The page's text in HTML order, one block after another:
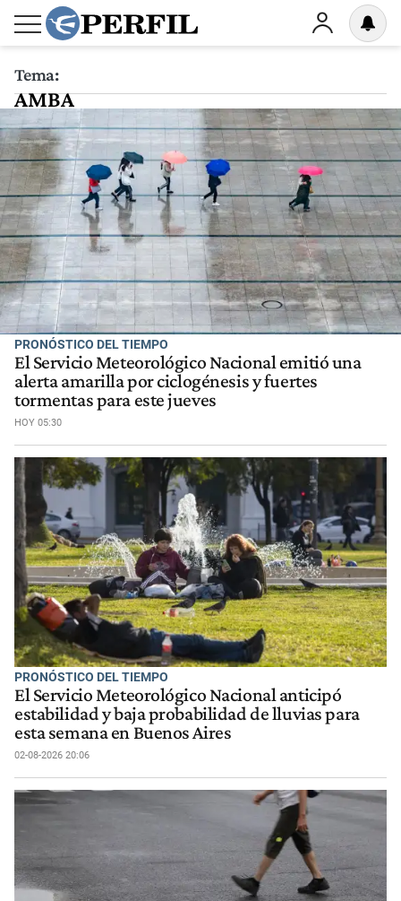
Tema:
AMBA
PRONÓSTICO DEL TIEMPO
El Servicio Meteorológico Nacional emitió una
alerta amarilla por ciclogénesis y fuertes
tormentas para este jueves
HOY 05:30
PRONÓSTICO DEL TIEMPO
El Servicio Meteorológico Nacional anticipó
estabilidad y baja probabilidad de lluvias para
esta semana en Buenos Aires
02-08-2026 20:06